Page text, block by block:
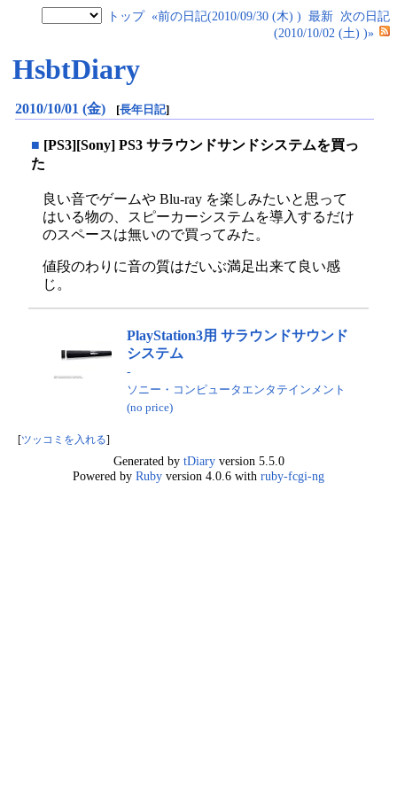
トップ «前の日記(2010/09/30 (木) ) 最新 次の日記
(2010/10/02 (土) )»
HsbtDiary
2010/10/01 (金) [長年日記]
■ [PS3][Sony] PS3 サラウンドサンドシステムを買っ
た
良い音でゲームや Blu-ray を楽しみたいと思って
はいる物の、スピーカーシステムを導入するだけ
のスペースは無いので買ってみた。
値段のわりに音の質はだいぶ満足出来て良い感
じ。
PlayStation3用 サラウンドサウンド
システム
-
ソニー・コンピュータエンタテインメント
(no price)
[ツッコミを入れる]
Generated by tDiaryversion 5.5.0
Powered by Ruby version 4.0.6 with ruby-fcgi-ng